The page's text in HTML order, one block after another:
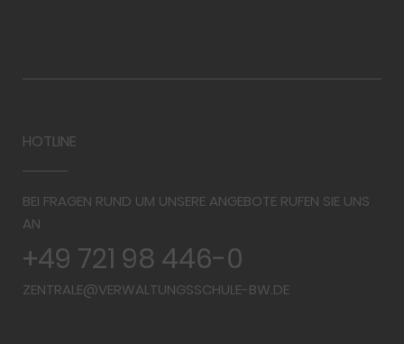
HOTLINE
BEI FRAGEN RUND UM UNSERE ANGEBOTE RUFEN SIE UNS
AN
+49 721 98 446-0
ZENTRALE@VERWALTUNGSSCHULE-BW.DE